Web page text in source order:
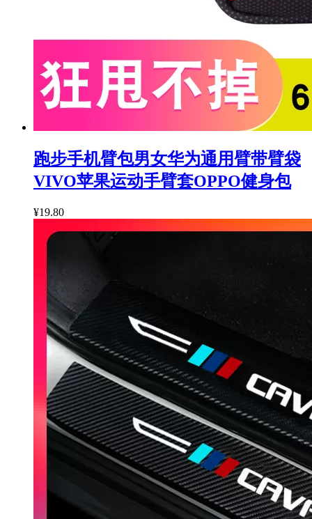
跑步手机臂包男女华为通用臂带臂袋
VIVO苹果运动手臂套OPPO健身包
¥19.80